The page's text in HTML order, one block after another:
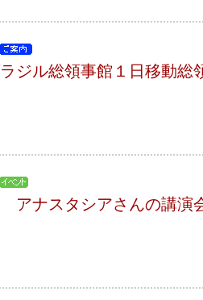
ジル総領事館１日移動総
アナスタシアさんの講